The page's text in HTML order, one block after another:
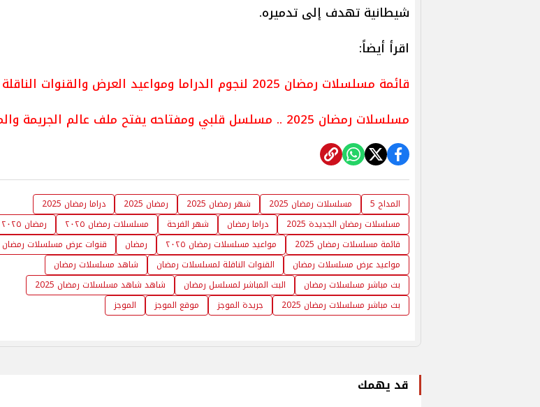
شيطانية تهدف إلى تدميره.
اقرأ أيضاً:
قائمة مسلسلات رمضان 2025 لنجوم الدراما ومواعيد العرض والقنوات الناقلة
مسلسلات رمضان 2025 .. مسلسل قلبي ومفتاحه يفتح ملف عالم الجريمة والمال
المداح 5 مسلسلات رمضان 2025 شهر رمضان 2025 رمضان 2025
دراما رمضان 2025
مسلسلات رمضان الجديدة 2025
دراما رمضان شهر الفرحة مسلسلات رمضان ٢٠٢٥
رمضان ٢٠٢٥
قائمة مسلسلات رمضان 2025
مواعيد مسلسلات رمضان ٢٠٢٥ رمضان
قنوات عرض مسلسلات رمضان
مواعيد عرض مسلسلات رمضان
القنوات الناقلة لمسلسلات رمضان
شاهد مسلسلات رمضان
بث مباشر مسلسلات رمضان
البث المباشر لمسلسل رمضان
شاهد شاهد مسلسلات رمضان 2025
بث مباشر مسلسلات رمضان 2025
جريدة الموجز موقع الموجز الموجز
قد يهمك